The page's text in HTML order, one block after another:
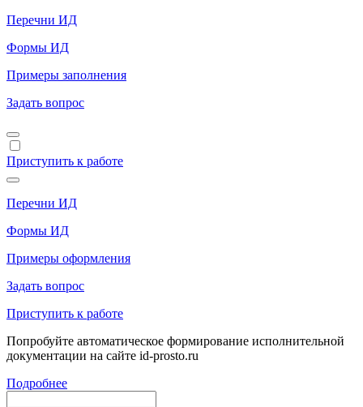
Перечни ИД
Формы ИД
Примеры заполнения
Задать вопрос
Приступить к работе
Перечни ИД
Формы ИД
Примеры оформления
Задать вопрос
Приступить к работе
Попробуйте автоматическое формирование исполнительной
документации на сайте id-prosto.ru
Подробнее